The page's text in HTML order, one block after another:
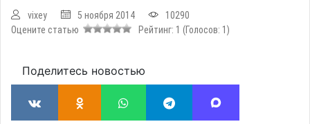
vixey 5 ноября 2014
10290
Оцените статью
Рейтинг: 1 (Голосов: 1 )
Поделитесь новостью